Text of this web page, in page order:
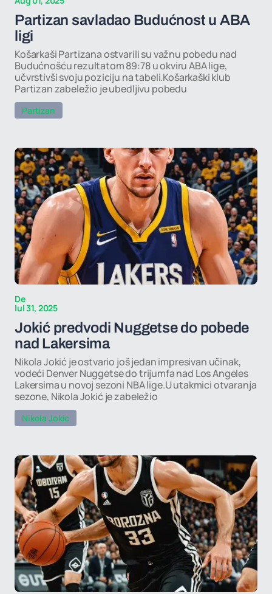
Partizan savladao Budućnost u ABA
ligi
Košarkaši Partizana ostvarili su važnu pobedu nad
Budućnošću rezultatom 89:78 u okviru ABA lige,
učvrstivši svoju poziciju na tabeli.Košarkaški klub
Partizan zabeležio je ubedljivu pobedu
Partizan
De
Iul 31, 2025
Jokić predvodi Nuggetse do pobede
nad Lakersima
Nikola Jokić je ostvario još jedan impresivan učinak,
vodeći Denver Nuggetse do trijumfa nad Los Angeles
Lakersima u novoj sezoni NBA lige.U utakmici otvaranja
sezone, Nikola Jokić je zabeležio
Nikola Jokic